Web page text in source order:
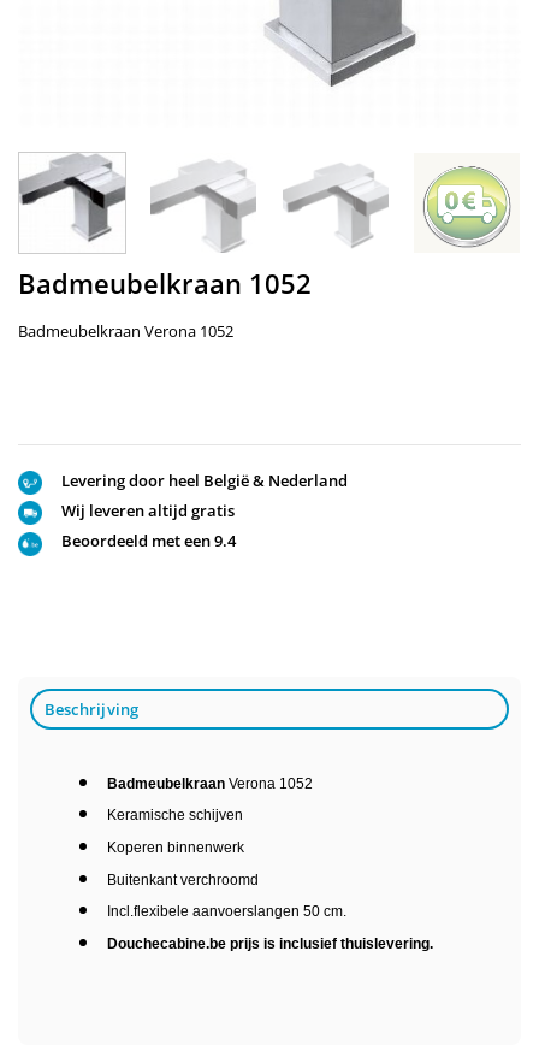
Badmeubelkraan 1052
Badmeubelkraan Verona 1052
Levering door heel België & Nederland
Wij leveren altijd gratis
Beoordeeld met een 9.4
Beschrijving
BadmeubelkraanVerona 1052
Keramische schijven
Koperen binnenwerk
Buitenkant verchroomd
Incl.flexibele aanvoerslangen 50 cm.
Douchecabine.be prijs is inclusief thuislevering.